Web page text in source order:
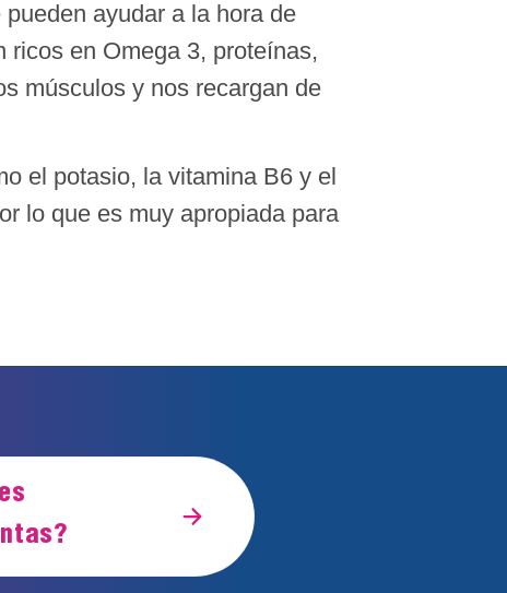
ayudar a la hora de
ricos en Omega 3, proteínas,
músculos y nos recargan de
el potasio, la vitamina B6 y el
lo que es muy apropiada para